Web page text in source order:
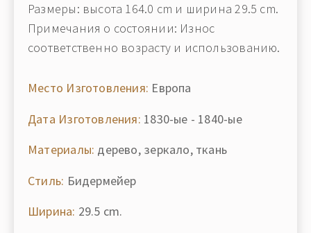
Размеры: высота 164.0 cm и ширина 29.5 cm.
Примечания о состоянии: Износ
соответственно возрасту и использованию.
Место Изготовления: Европа
Дата Изготовления: 1830-ые - 1840-ые
Материалы: дерево, зеркало, ткань
Стиль: Бидермейер
Ширина: 29.5 cm.